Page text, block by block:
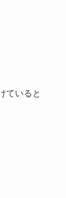
ていると